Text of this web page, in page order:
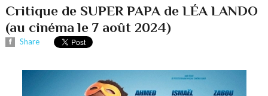
Critique de SUPER PAPA de LÉA LANDO
(au cinéma le 7 août 2024)
Share